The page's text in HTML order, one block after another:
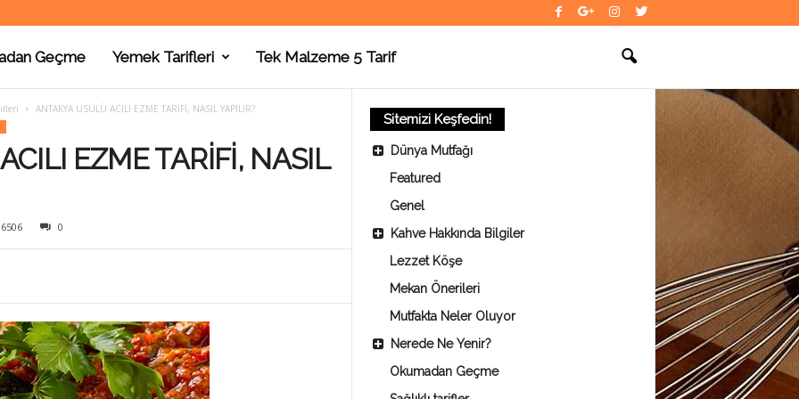
Geçme Yemek Tarifleri Tek Malzeme 5 Tarif
ANTAKYA USULÜ ACILI EZME TARİFİ, NASIL YAPILIR?
EZME TARİFİ, NASIL
0
Sitemizi Keşfedin!
Dünya Mutfağı
Featured
Genel
Kahve Hakkında Bilgiler
Lezzet Köşe
Mekan Önerileri
Mutfakta Neler Oluyor
Nerede Ne Yenir?
Okumadan Geçme